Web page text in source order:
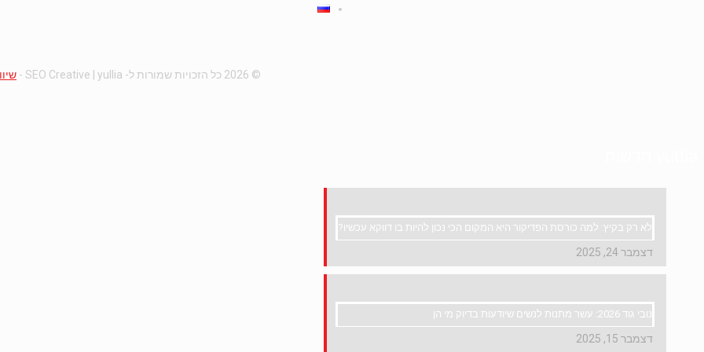
לא רק בקיץ: למה כורסת הפדיקור היא המקום הכי נכון להיות בו דווקא עכשיו?
דצמבר 24, 2025
נובי גוד 2026: עשר מתנות לנשים שיודעות בדיוק מי הן
דצמבר 15, 2025
© 2026 כל הזכויות שמורות ל- yullia